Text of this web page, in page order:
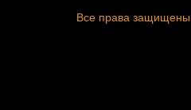
Все права защищены.